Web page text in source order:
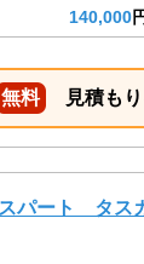
140,000
無料 見積もり